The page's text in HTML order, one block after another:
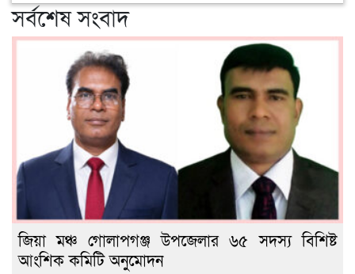
সর্বশেষ সংবাদ
জিয়া মঞ্চ গোলাপগঞ্জ উপজেলার ৬৫ সদস্য বিশিষ্ট
আংশিক কমিটি অনুমোদন